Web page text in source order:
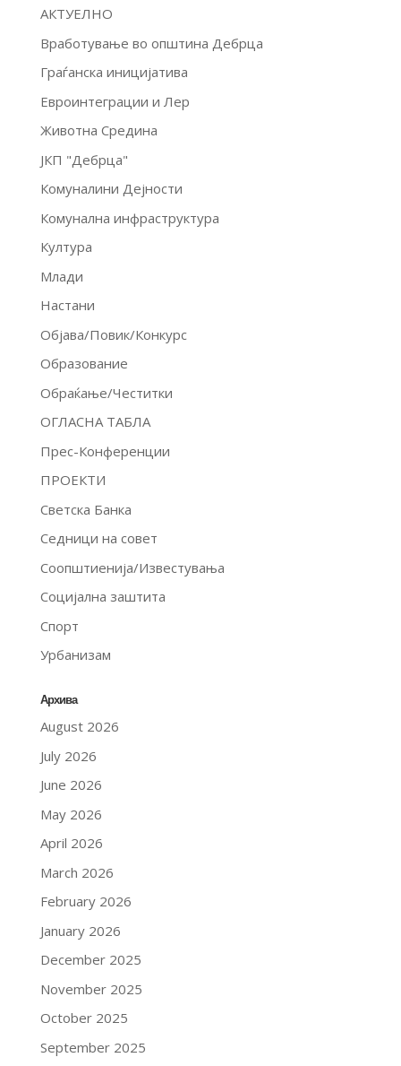
АКТУЕЛНО
Вработување во општина Дебрца
Граѓанска иницијатива
Евроинтеграции и Лер
Животна Средина
ЈКП "Дебрца"
Комуналини Дејности
Комунална инфраструктура
Култура
Млади
Настани
Објава/Повик/Конкурс
Образование
Обраќање/Честитки
ОГЛАСНА ТАБЛА
Прес-Конференции
ПРОЕКТИ
Светска Банка
Седници на совет
Соопштиенија/Известувања
Социјална заштита
Спорт
Урбанизам
Архива
August 2026
July 2026
June 2026
May 2026
April 2026
March 2026
February 2026
January 2026
December 2025
November 2025
October 2025
September 2025